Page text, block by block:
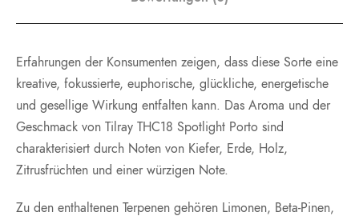
Erfahrungen der Konsumenten zeigen, dass diese Sorte eine
kreative, fokussierte, euphorische, glückliche, energetische
und gesellige Wirkung entfalten kann. Das Aroma und der
Geschmack von Tilray THC18 Spotlight Porto sind
charakterisiert durch Noten von Kiefer, Erde, Holz,
Zitrusfrüchten und einer würzigen Note.
Zu den enthaltenen Terpenen gehören Limonen, Beta-Pinen,